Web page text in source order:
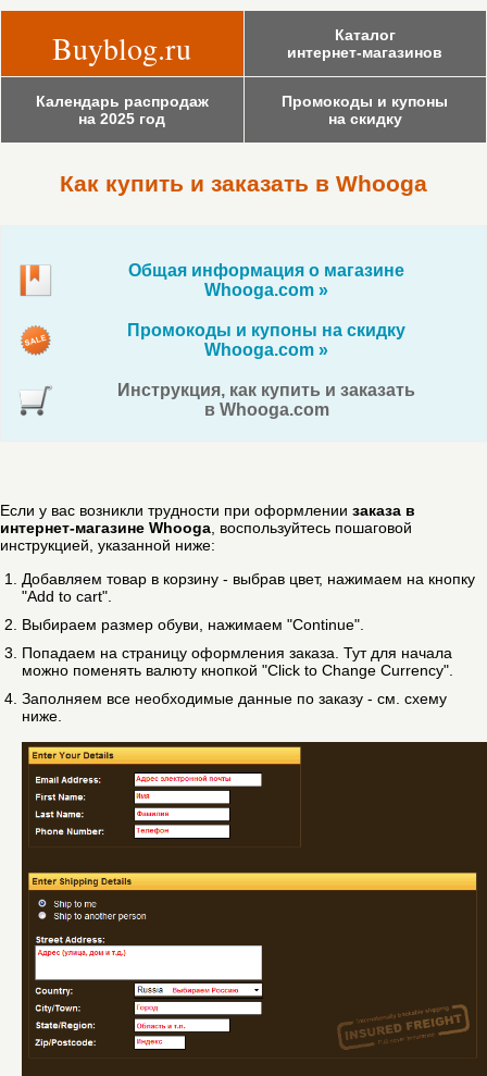
Buyblog.ru
Каталог
интернет-магазинов
Календарь распродаж
на 2025 год
Промокоды и купоны
на скидку
Как купить и заказать в Whooga
Общая информация о магазине
Whooga.com »
Промокоды и купоны на скидку
Whooga.com »
Инструкция, как купить и заказать
в Whooga.com
Если у вас возникли трудности при оформлении заказа в
интернет-магазине Whooga , воспользуйтесь пошаговой
инструкцией, указанной ниже:
Добавляем товар в корзину - выбрав цвет, нажимаем на кнопку
"Add to cart".
Выбираем размер обуви, нажимаем "Continue".
Попадаем на страницу оформления заказа. Тут для начала
можно поменять валюту кнопкой "Click to Change Currency".
Заполняем все необходимые данные по заказу - см. схему
ниже.